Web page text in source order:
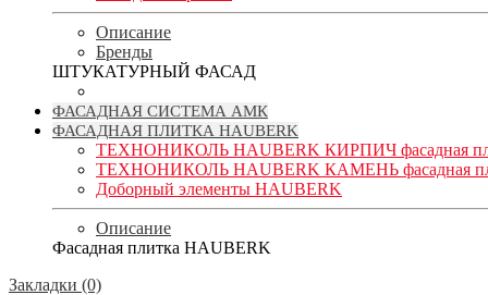
Описание
Бренды
ШТУКАТУРНЫЙ ФАСАД
ФАСАДНАЯ СИСТЕМА АМК
ФАСАДНАЯ ПЛИТКА HAUBERK
ТЕХНОНИКОЛЬ HAUBERK КИРПИЧ фасадная
ТЕХНОНИКОЛЬ HAUBERK КАМЕНЬ фасадная
Доборный элементы HAUBERK
Описание
Фасадная плитка HAUBERK
Закладки (0)